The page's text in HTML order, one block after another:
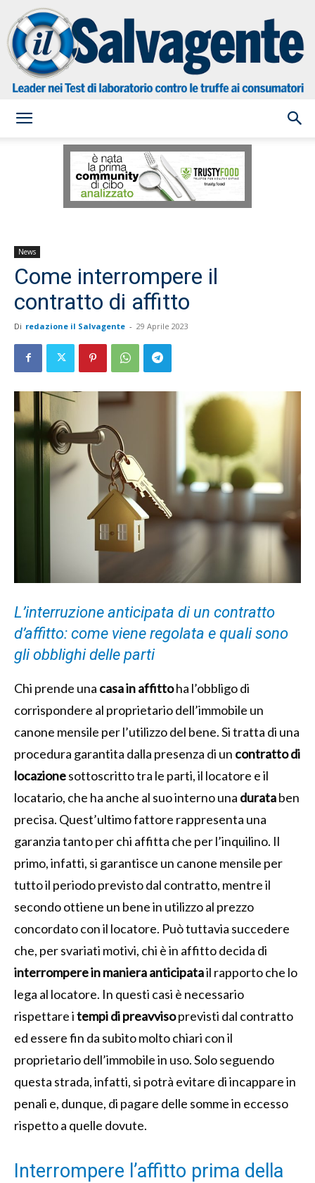
Salvagente
News
Come interrompere il
contratto di affitto
Di redazione il Salvagente - 29 Aprile 2023
L’interruzione anticipata di un contratto
d’affitto: come viene regolata e quali sono
gli obblighi delle parti
Chi prende una casa in affittoha l’obbligo di
corrispondere al proprietario dell’immobile un
canone mensile per l’utilizzo del bene. Si tratta di una
procedura garantita dalla presenza di un contratto di
locazionesottoscritto tra le parti, il locatore e il
locatario, che ha anche al suo interno una durataben
precisa. Quest’ultimo fattore rappresenta una
garanzia tanto per chi affitta che per l’inquilino. Il
primo, infatti, si garantisce un canone mensile per
tutto il periodo previsto dal contratto, mentre il
secondo ottiene un bene in utilizzo al prezzo
concordato con il locatore. Può tuttavia succedere
che, per svariati motivi, chi è in affitto decida di
interrompere in maniera anticipatail rapporto che lo
lega al locatore. In questi casi è necessario
rispettare itempi di preavvisoprevisti dal contratto
ed essere fin da subito molto chiari con il
proprietario dell’immobile in uso. Solo seguendo
questa strada, infatti, si potrà evitare di incappare in
penali e, dunque, di pagare delle somme in eccesso
rispetto a quelle dovute.
Interrompere l’affitto prima della